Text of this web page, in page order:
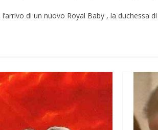
di un nuovo Royal Baby , la duchessa